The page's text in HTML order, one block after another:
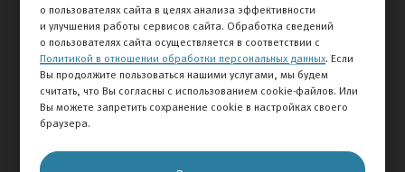
Новости
Карта сайта
Контакты
+7 727 341-07-02
о пользователях сайта в целях анализа эффективности
и улучшения работы сервисов сайта. Обработка сведений
о пользователях сайта осуществляется в соответствии с
Политикой в отношении обработки персональных данных. Если
Вы продолжите пользоваться нашими услугами, мы будем
считать, что Вы согласны с использованием cookie-файлов. Или
Вы можете запретить сохранение cookie в настройках своего
браузера.